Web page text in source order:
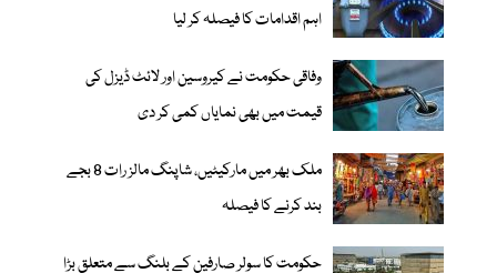
اہم اقدامات کا فیصلہ کر لیا
وفاقی حکومت نے کیروسین اور لائٹ ڈیزل کی
قیمت میں بھی نمایاں کمی کر دی
ملک بھر میں مارکیٹیں، شاپنگ مالز رات 8 بجے
بند کرنے کا فیصلہ
حکومت کا سولر صارفین کے بلنگ سے متعلق بڑا